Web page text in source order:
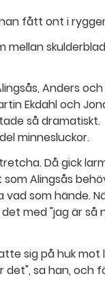
fått ont i
Anders
Ekdahl och
så dramatiskt.
minnesluckor.
Då gick
Alingsås
som hände.
med "jag är så
sig på huk mot
sa han, och